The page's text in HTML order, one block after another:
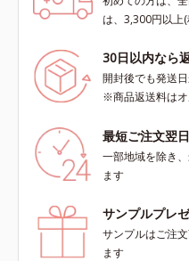
は、3,300円以上
30日以内なら
開封後でも発送
※商品返送料は
最短ご注文翌
一部地域を除き
ます
サンプルプレ
サンプルはご注
ます